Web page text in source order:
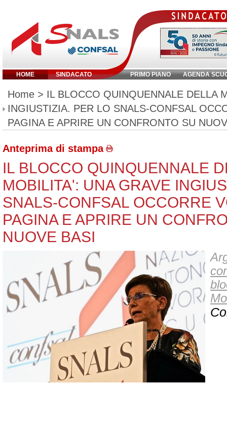
HOME SINDACATO PRIMO PIANO AGENDA
Inserisci parola chiave:
Home > IL BLOCCO QUINQUENNALE DELLA
INGIUSTIZIA. PER LO SNALS-CONFSAL
PAGINA E APRIRE UN CONFRONTO SU
Anteprima di stampa
IL BLOCCO QUINQUENNALE
MOBILITA': UNA GRAVE
SNALS-CONFSAL OCCORRE
PAGINA E APRIRE UN
NUOVE BASI